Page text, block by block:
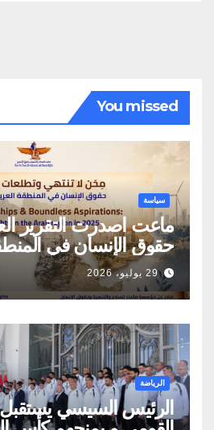
You missed
سياسة
ماعت اصدرت التقرير
حقوق الإنسان في
29 يوليو، 2026
الرياضة
الرئيس السيسي